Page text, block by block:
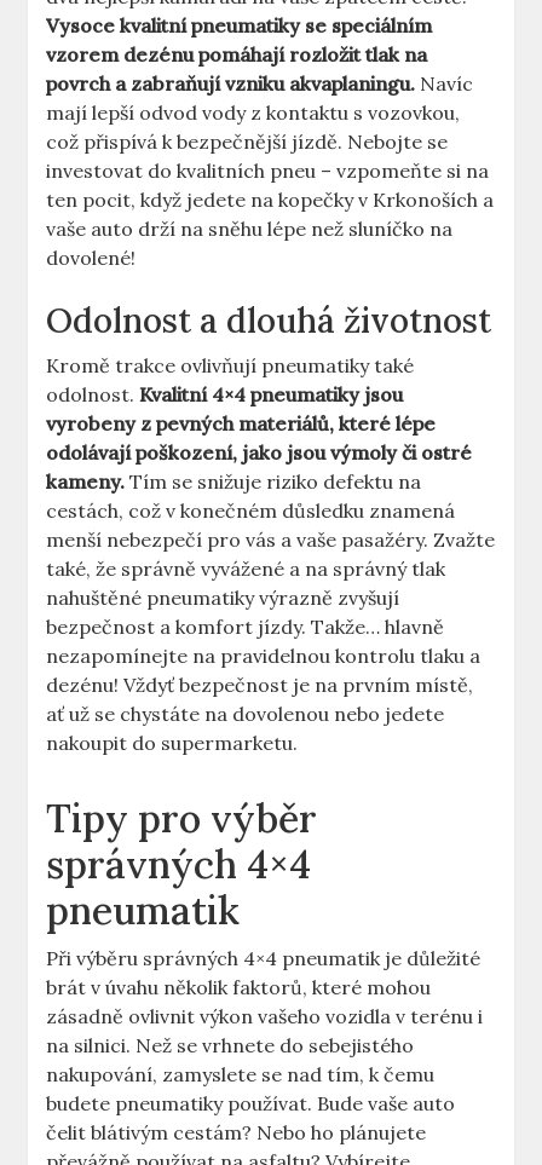
Vysoce kvalitní pneumatiky se speciálním
vzorem dezénu pomáhají rozložit tlak na
povrch a zabraňují vzniku akvaplaningu. Navíc
mají lepší odvod vody z kontaktu s vozovkou,
což přispívá k bezpečnější jízdě. Nebojte se
investovat do kvalitních pneu – vzpomeňte si na
ten pocit, když jedete na kopečky v Krkonoších a
vaše auto drží na sněhu lépe než sluníčko na
dovolené!
Odolnost a dlouhá životnost
Kromě trakce ovlivňují pneumatiky také
odolnost.Kvalitní 4×4 pneumatiky jsou
vyrobeny z pevných materiálů, které lépe
odolávají poškození, jako jsou výmoly či ostré
kameny. Tím se snižuje riziko defektu na
cestách, což v konečném důsledku znamená
menší nebezpečí pro vás a vaše pasažéry. Zvažte
také, že správně vyvážené a na správný tlak
nahuštěné pneumatiky výrazně zvyšují
bezpečnost a komfort jízdy. Takže… hlavně
nezapomínejte na pravidelnou kontrolu tlaku a
dezénu! Vždyť bezpečnost je na prvním místě,
ať už se chystáte na dovolenou nebo jedete
nakoupit do supermarketu.
Tipy pro výběr
správných 4×4
pneumatik
Při výběru správných 4×4 pneumatik je důležité
brát v úvahu několik faktorů, které mohou
zásadně ovlivnit výkon vašeho vozidla v terénu i
na silnici. Než se vrhnete do sebejistého
nakupování, zamyslete se nad tím, k čemu
budete pneumatiky používat. Bude vaše auto
čelit blátivým cestám? Nebo ho plánujete